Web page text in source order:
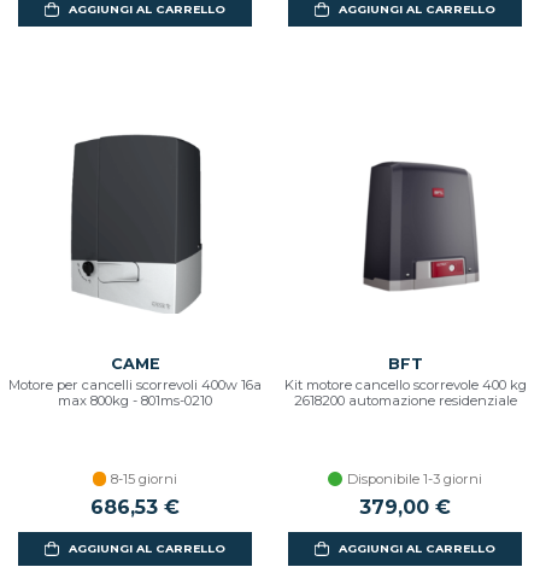
AGGIUNGI AL CARRELLO AGGIUNGI AL CARRELLO
CAME
Motore per cancelli scorrevoli 400w 16a
max 800kg - 801ms-0210
8-15 giorni
686,53 €
AGGIUNGI AL CARRELLO
BFT
Kit motore cancello scorrevole 400 kg
2618200 automazione residenziale
Disponibile 1-3 giorni
379,00 €
AGGIUNGI AL CARRELLO